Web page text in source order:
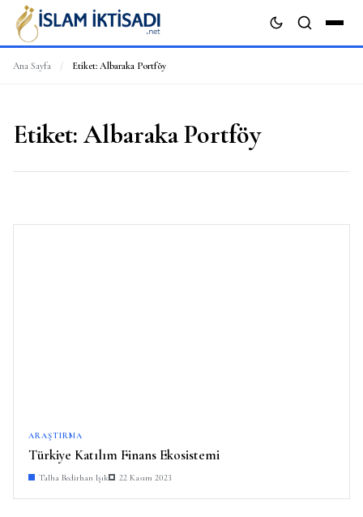
Ana Sayfa / Etiket: Albaraka Portföy
Etiket:Albaraka Portföy
ARAŞTIRMA
Türkiye Katılım Finans Ekosistemi
Talha Bedirhan Işık 22 Kasım 2023